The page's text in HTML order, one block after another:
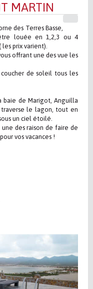
MARTIN
des Terres Basse,
louée en 1,2,3 ou 4
les prix varient).
offrant une des vue les
de soleil tous les
baie de Marigot, Anguilla
le lagon, tout en
un ciel étoilé.
des raison de faire de
vos vacances !